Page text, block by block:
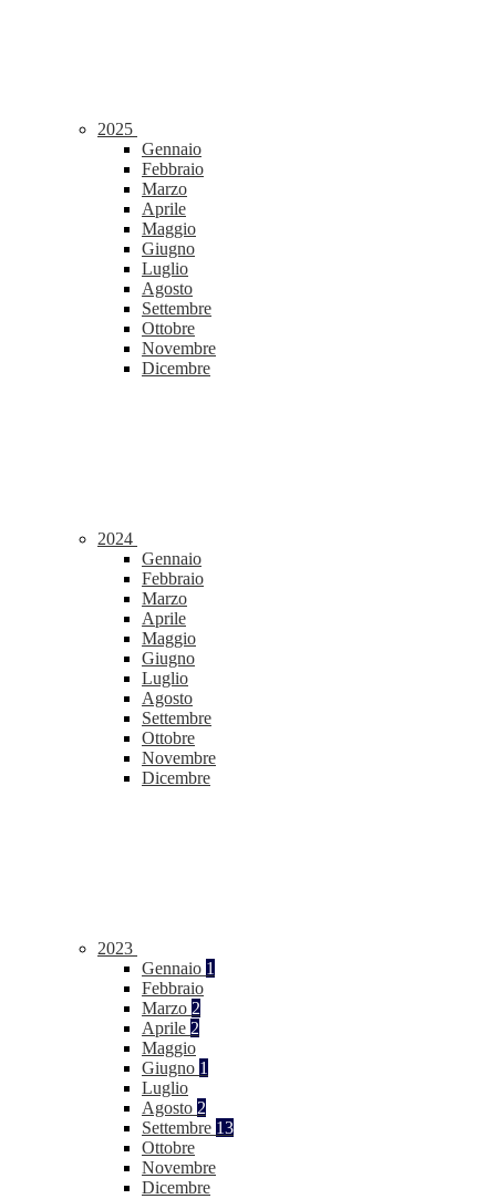
2025
Gennaio
Febbraio
Marzo
Aprile
Maggio
Giugno
Luglio
Agosto
Settembre
Ottobre
Novembre
Dicembre
2024
Gennaio
Febbraio
Marzo
Aprile
Maggio
Giugno
Luglio
Agosto
Settembre
Ottobre
Novembre
Dicembre
2023
Gennaio 1
Febbraio
Marzo 2
Aprile 2
Maggio
Giugno 1
Luglio
Agosto 2
Settembre 13
Ottobre
Novembre
Dicembre